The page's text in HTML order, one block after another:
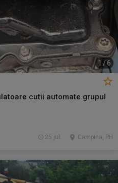
1/6
cutii automate grupul
Campina, PH
25 jul.